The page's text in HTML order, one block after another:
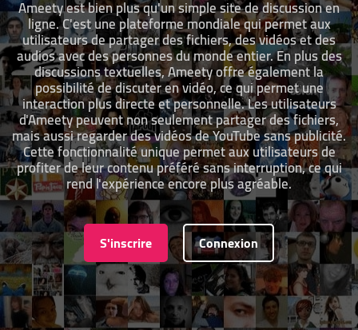
Ameety est bien plus qu'un simple site de discussion en
ligne. C'est une plateforme mondiale qui permet aux
utilisateurs de partager des fichiers, des vidéos et des
audios avec des personnes du monde entier. En plus des
discussions textuelles, Ameety offre également la
possibilité de discuter en vidéo, ce qui permet une
interaction plus directe et personnelle. Les utilisateurs
d'Ameety peuvent non seulement partager des fichiers,
mais aussi regarder des vidéos de YouTube sans publicité.
Cette fonctionnalité unique permet aux utilisateurs de
profiter de leur contenu préféré sans interruption, ce qui
rend l'expérience encore plus agréable.
S'inscrire Connexion